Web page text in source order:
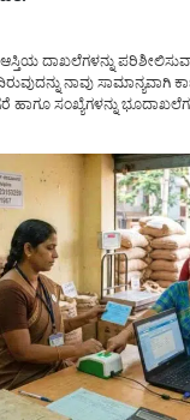
ದಾಖಲೆಗಳನ್ನು
ನಾವು ಸಾಮಾನ್ಯ​ವಾಗಿ
ಸಂಖ್ಯೆಗಳನ್ನು